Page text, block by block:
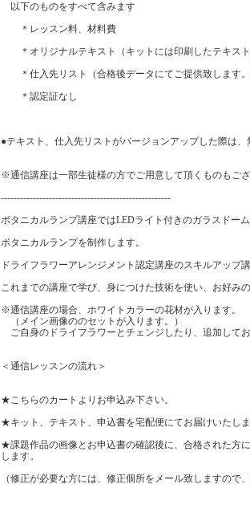
以下のものをすべて含みます
＊レッスン料、材料費
＊オリジナルテキスト（キットには印刷したテキスト
＊仕入先リスト（合格後データにてご提供致します。
＊認定証なし
●テキスト、仕入先リストがバージョンアップした際は、
※通信講座は一部生徒様の方でご用意して頂くものもご
-----------------------------------------------------
ボタニカルランプ講座ではLEDライト付きのガラスドー
ボタニカルランプを制作します。
ドライフラワーアレンジメント認定講座のスキルアップ
これまでの講座で学び、身につけた技術を使い、お好み
※通信講座の場合、ホワイトカラーの花材が入ります。
（メイン画像ののセットが入ります。）
ご自身のドライフラワーとチェンジしたり、追加してお
＜通信レッスンの流れ＞
★こちらのカートよりお申込み下さい。
★キット、テキスト、申込書を宅配便にてお届けいたし
★課題作品の画像とお申込書の確認後に、合格された方
します。
（修正が必要な方には、修正個所をメール致しますので